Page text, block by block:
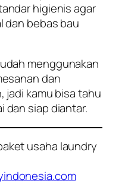
higienis agar
dan bebas bau
menggunakan
dan
jadi kamu bisa tahu
dan siap diantar.
usaha laundry